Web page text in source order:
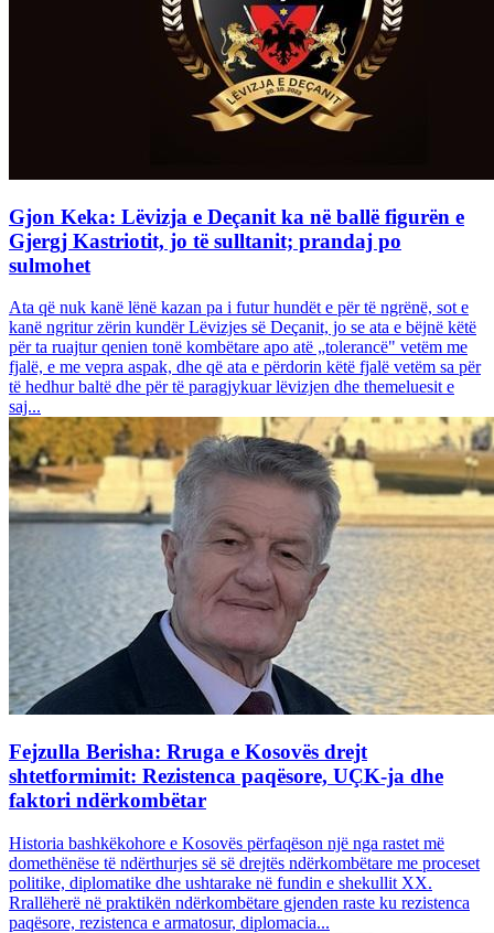
Gjon Keka: Lëvizja e Deçanit ka në ballë figurën e
Gjergj Kastriotit, jo të sulltanit; prandaj po
sulmohet
Ata që nuk kanë lënë kazan pa i futur hundët e për të ngrënë, sot e
kanë ngritur zërin kundër Lëvizjes së Deçanit, jo se ata e bëjnë këtë
për ta ruajtur qenien tonë kombëtare apo atë „tolerancë" vetëm me
fjalë, e me vepra aspak, dhe që ata e përdorin këtë fjalë vetëm sa për
të hedhur baltë dhe për të paragjykuar lëvizjen dhe themeluesit e
saj...
Fejzulla Berisha: Rruga e Kosovës drejt
shtetformimit: Rezistenca paqësore, UÇK-ja dhe
faktori ndërkombëtar
Historia bashkëkohore e Kosovës përfaqëson një nga rastet më
domethënëse të ndërthurjes së së drejtës ndërkombëtare me proceset
politike, diplomatike dhe ushtarake në fundin e shekullit XX.
Rrallëherë në praktikën ndërkombëtare gjenden raste ku rezistenca
paqësore, rezistenca e armatosur, diplomacia...